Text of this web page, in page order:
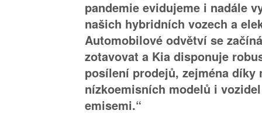
pandemie evidujeme i nadále
našich hybridních vozech a
Automobilové odvětví se
zotavovat a Kia disponuje
posílení prodejů, zejména díky
nízkoemisních modelů i
emisemi.“